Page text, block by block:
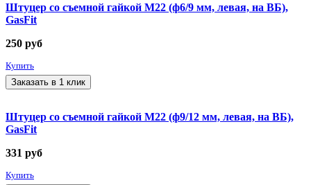
Штуцер со съемной гайкой М22 (ф6/9 мм, левая, на ВБ),
GasFit
250 руб
Купить
Заказать в 1 клик
Штуцер со съемной гайкой М22 (ф9/12 мм, левая, на ВБ),
GasFit
331 руб
Купить